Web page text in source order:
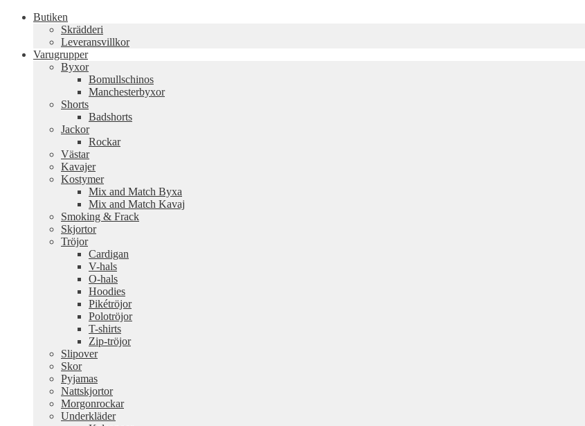
Butiken
Skrädderi
Leveransvillkor
Varugrupper
Byxor
Bomullschinos
Manchesterbyxor
Shorts
Badshorts
Jackor
Rockar
Västar
Kavajer
Kostymer
Mix and Match Byxa
Mix and Match Kavaj
Smoking & Frack
Skjortor
Tröjor
Cardigan
V-hals
O-hals
Hoodies
Pikétröjor
Polotröjor
T-shirts
Zip-tröjor
Slipover
Skor
Pyjamas
Nattskjortor
Morgonrockar
Underkläder